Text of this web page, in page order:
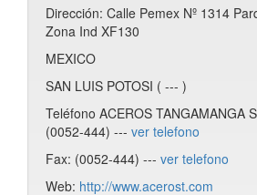
Dirección: Calle Pemex Nº 1314
Zona Ind XF130
MEXICO
SAN LUIS POTOSI ( --- )
Teléfono ACEROS TANGAMANGA
(0052-444) --- ver telefono
Fax: (0052-444) --- ver telefono
Web: http://www.acerost.com